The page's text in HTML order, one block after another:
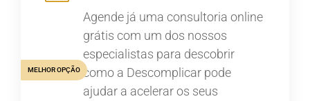
Agende já uma consultoria online
grátis com um dos nossos
especialistas para descobrir
como a Descomplicar pode
ajudar a acelerar os seus
MELHOR OPÇÃO